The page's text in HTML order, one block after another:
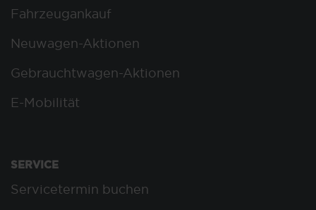
Fahrzeugankauf
Neuwagen-Aktionen
Gebrauchtwagen-Aktionen
E-Mobilität
SERVICE
Servicetermin buchen